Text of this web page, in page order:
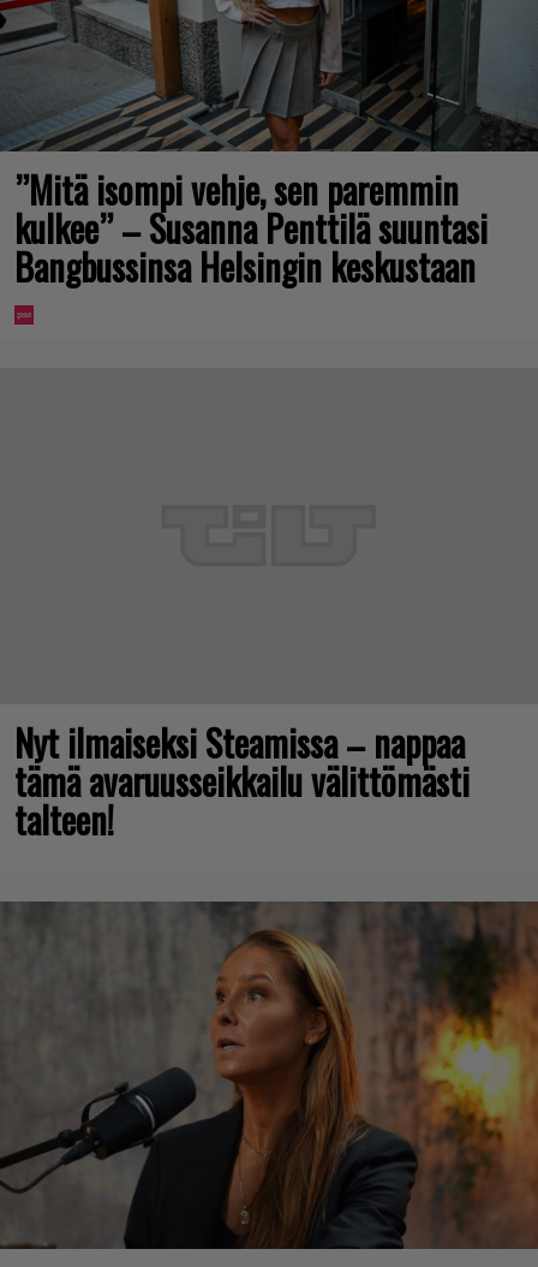
”Mitä isompi vehje, sen paremmin
kulkee” – Susanna Penttilä suuntasi
Bangbussinsa Helsingin keskustaan
Nyt ilmaiseksi Steamissa – nappaa
tämä avaruusseikkailu välittömästi
talteen!